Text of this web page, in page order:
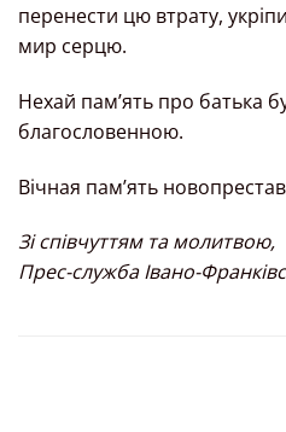
перенести цю втрату,
мир серцю.
Нехай пам’ять про батька
благословенною.
Вічная пам’ять
Зі співчуттям та молитвою,
Прес-служба Івано-